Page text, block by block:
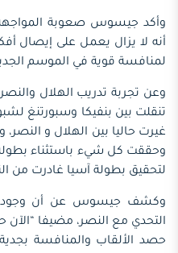
وأكد جيسوس صعوبة المواجهة
أنه لا يزال يعمل على إيصال
لمنافسة قوية في الموسم
وعن تجربة تدريب الهلال
تنقلت بين بنفيكا وسبورتنغ
غيرت حاليا بين الهلال و
وحققت كل شيء باستثناء
لتحقيق بطولة آسيا غادرت من
وكشف جيسوس عن أن وجود
التحدي مع النصر، مضيفا “الآن
حصد الألقاب والمنافسة